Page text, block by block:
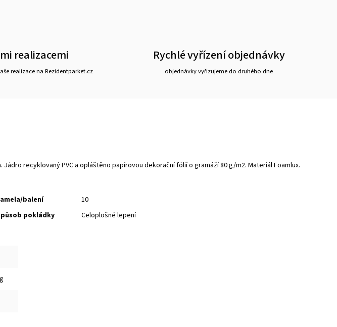
realizacemi
realizace na Rezidentparket.cz
Rychlé vyřízení objednávky
objednávky vyřizujeme do druhého dne
recyklovaný PVC a opláštěno papírovou dekorační fólií o gramáží 80 g/m2. Materiál Foamlux.
balení
10
pokládky Celoplošné lepení